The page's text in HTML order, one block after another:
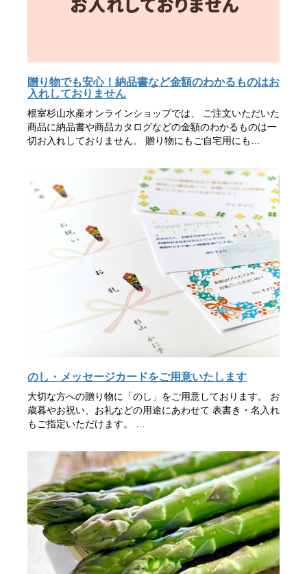
贈り物でも安心！納品書など金額のわかるものはお
入れしておりません
根室杉山水産オンラインショップでは、 ご注文いただいた
商品に納品書や商品カタログなどの金額のわかるものは一
切お入れしておりません。 贈り物にもご自宅用にも…
のし・メッセージカードをご用意いたします
大切な方への贈り物に「のし」をご用意しております。 お
歳暮やお祝い、お礼などの用途にあわせて 表書き・名入れ
もご指定いただけます。 …